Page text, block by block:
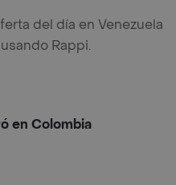
del día en Venezuela
Rappi.
en Colombia